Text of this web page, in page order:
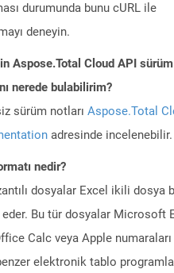
durumunda bunu cURL ile
deneyin.
Aspose.Total Cloud API sürüm
nerede bulabilirim?
sürüm notları Aspose.Total
adresinde incelenebilir.
nedir?
dosyalar Excel ikili dosya
Bu tür dosyalar Microsoft
Calc veya Apple
elektronik tablo